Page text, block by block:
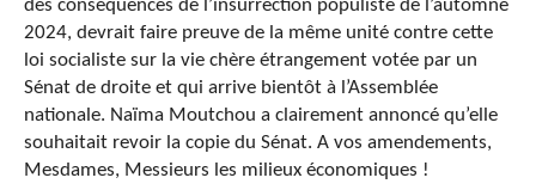
des conséquences de l’insurrection populiste de l’automne
2024, devrait faire preuve de la même unité contre cette
loi socialiste sur la vie chère étrangement votée par un
Sénat de droite et qui arrive bientôt à l’Assemblée
nationale. Naïma Moutchou a clairement annoncé qu’elle
souhaitait revoir la copie du Sénat. A vos amendements,
Mesdames, Messieurs les milieux économiques !